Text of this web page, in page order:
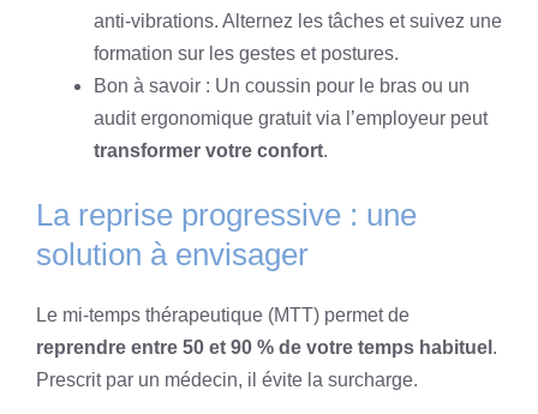
anti-vibrations. Alternez les tâches et suivez une
formation sur les gestes et postures.
Bon à savoir : Un coussin pour le bras ou un
audit ergonomique gratuit via l’employeur peut
transformer votre confort.
La reprise progressive : une
solution à envisager
Le mi-temps thérapeutique (MTT) permet de
reprendre entre 50 et 90 % de votre temps habituel .
Prescrit par un médecin, il évite la surcharge.